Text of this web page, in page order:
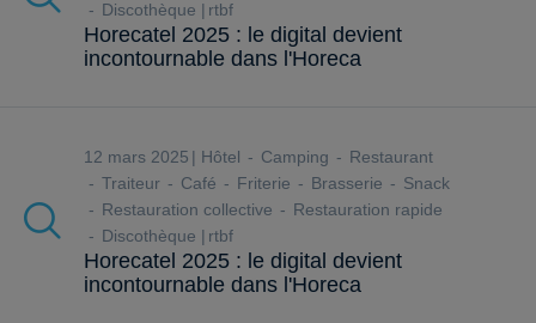
Discothèque
rtbf
Horecatel 2025 : le digital devient
incontournable dans l'Horeca
12 mars 2025 Hôtel Camping
Restaurant
Traiteur
Café Friterie Brasserie
Snack
Restauration collective
Restauration rapide
Discothèque
rtbf
Horecatel 2025 : le digital devient
incontournable dans l'Horeca